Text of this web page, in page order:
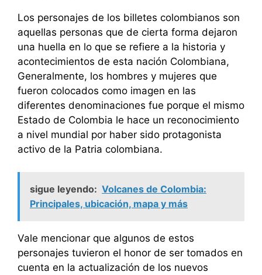
Los personajes de los billetes colombianos son
aquellas personas que de cierta forma dejaron
una huella en lo que se refiere a la historia y
acontecimientos de esta nación Colombiana,
Generalmente, los hombres y mujeres que
fueron colocados como imagen en las
diferentes denominaciones fue porque el mismo
Estado de Colombia le hace un reconocimiento
a nivel mundial por haber sido protagonista
activo de la Patria colombiana.
sigue leyendo: Volcanes de Colombia:
Principales, ubicación, mapa y más
Vale mencionar que algunos de estos
personajes tuvieron el honor de ser tomados en
cuenta en la actualización de los nuevos